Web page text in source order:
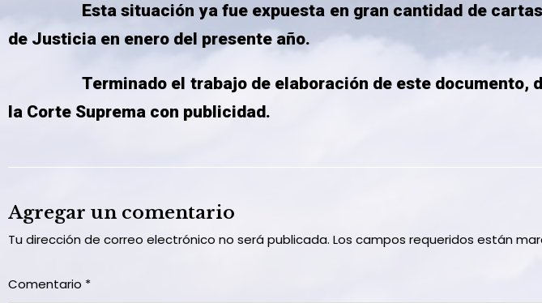
Esta situación ya fue expuesta en gran cantidad de cartas
de Justicia en enero del presente año.
Terminado el trabajo de elaboración de este documento,
la Corte Suprema con publicidad.
Agregar un comentario
Tu dirección de correo electrónico no será publicada. Los campos requeridos están
Comentario *